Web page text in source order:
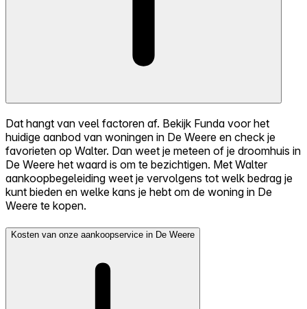
Dat hangt van veel factoren af. Bekijk Funda voor het
huidige aanbod van woningen in De Weere en check je
favorieten op Walter. Dan weet je meteen of je droomhuis in
De Weere het waard is om te bezichtigen. Met Walter
aankoopbegeleiding weet je vervolgens tot welk bedrag je
kunt bieden en welke kans je hebt om de woning in De
Weere te kopen.
Kosten van onze aankoopservice in De Weere